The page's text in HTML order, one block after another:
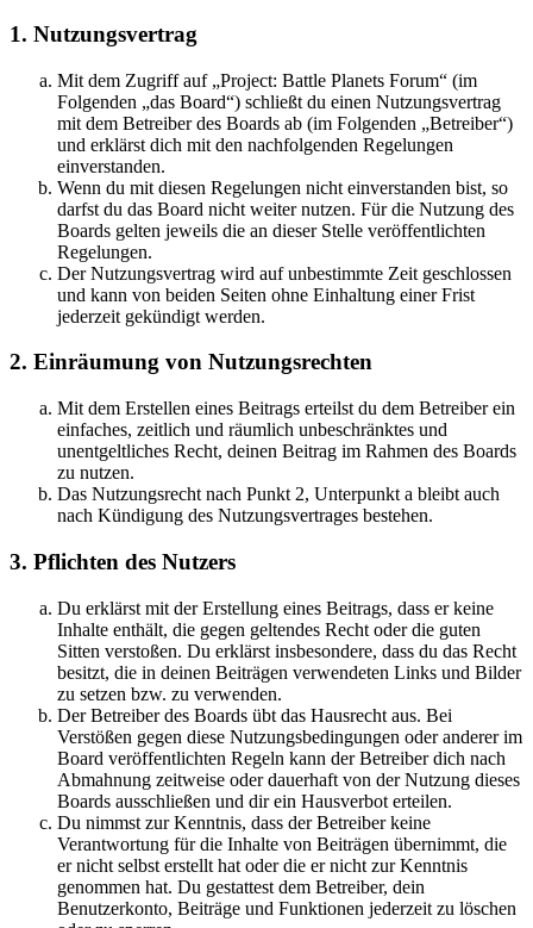
1. Nutzungsvertrag
Mit dem Zugriff auf „Project: Battle Planets Forum“ (im
Folgenden „das Board“) schließt du einen Nutzungsvertrag
mit dem Betreiber des Boards ab (im Folgenden „Betreiber“)
und erklärst dich mit den nachfolgenden Regelungen
einverstanden.
Wenn du mit diesen Regelungen nicht einverstanden bist, so
darfst du das Board nicht weiter nutzen. Für die Nutzung des
Boards gelten jeweils die an dieser Stelle veröffentlichten
Regelungen.
Der Nutzungsvertrag wird auf unbestimmte Zeit geschlossen
und kann von beiden Seiten ohne Einhaltung einer Frist
jederzeit gekündigt werden.
2. Einräumung von Nutzungsrechten
Mit dem Erstellen eines Beitrags erteilst du dem Betreiber ein
einfaches, zeitlich und räumlich unbeschränktes und
unentgeltliches Recht, deinen Beitrag im Rahmen des Boards
zu nutzen.
Das Nutzungsrecht nach Punkt 2, Unterpunkt a bleibt auch
nach Kündigung des Nutzungsvertrages bestehen.
3. Pflichten des Nutzers
Du erklärst mit der Erstellung eines Beitrags, dass er keine
Inhalte enthält, die gegen geltendes Recht oder die guten
Sitten verstoßen. Du erklärst insbesondere, dass du das Recht
besitzt, die in deinen Beiträgen verwendeten Links und Bilder
zu setzen bzw. zu verwenden.
Der Betreiber des Boards übt das Hausrecht aus. Bei
Verstößen gegen diese Nutzungsbedingungen oder anderer im
Board veröffentlichten Regeln kann der Betreiber dich nach
Abmahnung zeitweise oder dauerhaft von der Nutzung dieses
Boards ausschließen und dir ein Hausverbot erteilen.
Du nimmst zur Kenntnis, dass der Betreiber keine
Verantwortung für die Inhalte von Beiträgen übernimmt, die
er nicht selbst erstellt hat oder die er nicht zur Kenntnis
genommen hat. Du gestattest dem Betreiber, dein
Benutzerkonto, Beiträge und Funktionen jederzeit zu löschen